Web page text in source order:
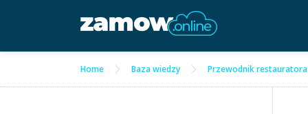
Home Baza wiedzy Przewodnik restauratora